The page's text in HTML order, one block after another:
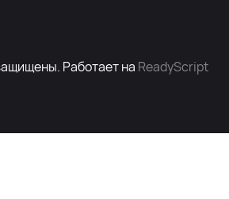
Работает на ReadyScript